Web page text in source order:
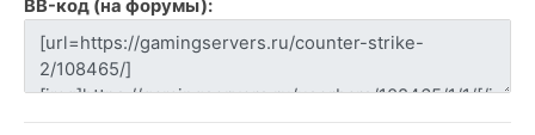
BB-код (на форумы):